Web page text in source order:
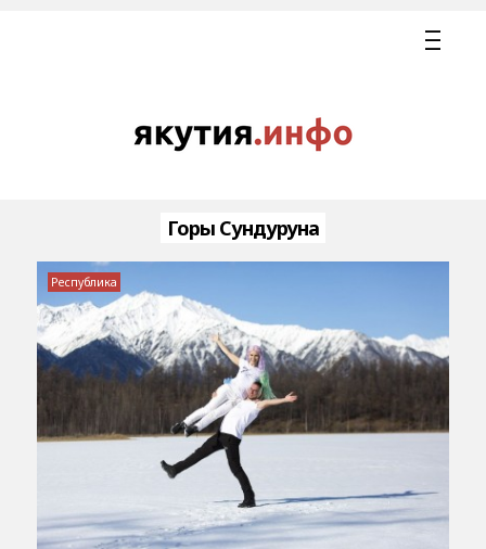
Горы Сундуруна
Республика